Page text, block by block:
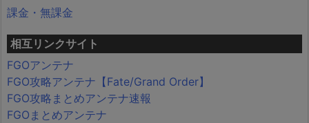
課金・無課金
相互リンクサイト
FGOアンテナ
FGO攻略アンテナ【Fate/Grand Order】
FGO攻略まとめアンテナ速報
FGOまとめアンテナ